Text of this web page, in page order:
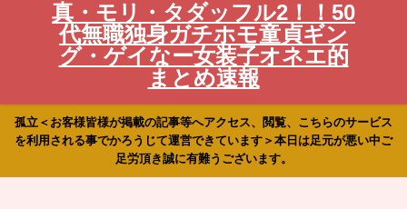
真・モリ・タダッフル2！！50
代無職独身ガチホモ童貞ギン
グ・ゲイなー女装子オネエ的
まとめ速報
孤立＜お客様皆様が掲載の記事等へアクセス、閲覧、こちらのサービス
を利用される事でかろうじて運営できています＞本日は足元が悪い中ご
足労頂き誠に有難うございます。